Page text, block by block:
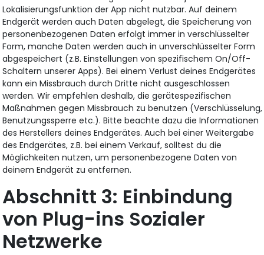
Lokalisierungsfunktion der App nicht nutzbar. Auf deinem
Endgerät werden auch Daten abgelegt, die Speicherung von
personenbezogenen Daten erfolgt immer in verschlüsselter
Form, manche Daten werden auch in unverschlüsselter Form
abgespeichert (z.B. Einstellungen von spezifischem On/Off-
Schaltern unserer Apps). Bei einem Verlust deines Endgerätes
kann ein Missbrauch durch Dritte nicht ausgeschlossen
werden. Wir empfehlen deshalb, die gerätespezifischen
Maßnahmen gegen Missbrauch zu benutzen (Verschlüsselung,
Benutzungssperre etc.). Bitte beachte dazu die Informationen
des Herstellers deines Endgerätes. Auch bei einer Weitergabe
des Endgerätes, z.B. bei einem Verkauf, solltest du die
Möglichkeiten nutzen, um personenbezogene Daten von
deinem Endgerät zu entfernen.
Einbindung
von Plug-ins Sozialer
Netzwerke